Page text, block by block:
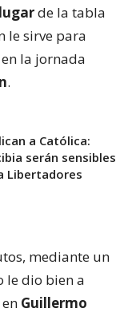
de la tabla
le sirve para
la jornada
.
a Católica:
serán sensibles
Libertadores
mediante un
le dio bien a
Guillermo